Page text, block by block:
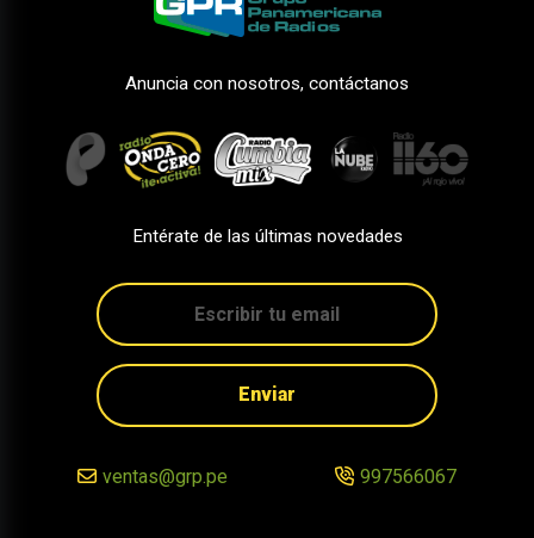
Anuncia con nosotros, contáctanos
Entérate de las últimas novedades
Enviar
ventas@grp.pe 997566067